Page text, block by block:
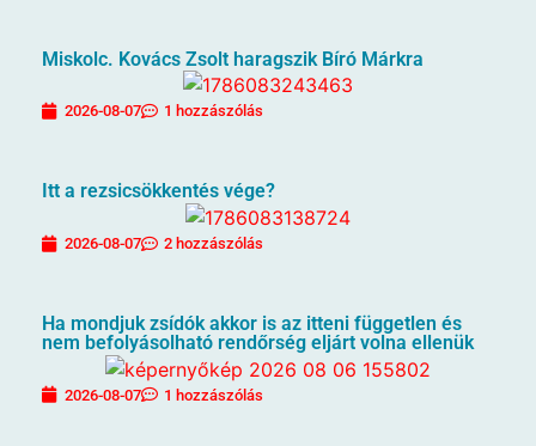
Miskolc. Kovács Zsolt haragszik Bíró Márkra
2026-08-07 1 hozzászólás
Itt a rezsicsökkentés vége?
2026-08-07 2 hozzászólás
Ha mondjuk zsídók akkor is az itteni független és
nem befolyásolható rendőrség eljárt volna ellenük
2026-08-07 1 hozzászólás